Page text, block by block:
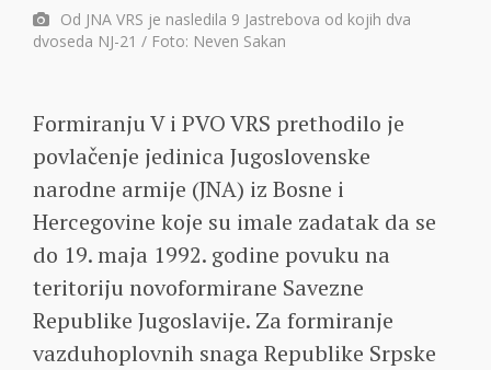
Od JNA VRS je nasledila 9 Jastrebova od kojih dva
dvoseda NJ-21 / Foto: Neven Sakan
Formiranju V i PVO VRS prethodilo je
povlačenje jedinica Jugoslovenske
narodne armije (JNA) iz Bosne i
Hercegovine koje su imale zadatak da se
do 19. maja 1992. godine povuku na
teritoriju novoformirane Savezne
Republike Jugoslavije. Za formiranje
vazduhoplovnih snaga Republike Srpske